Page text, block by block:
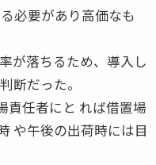
必要があり高価なも
が落ちるため、導入し
断だった。
責任者にと れば借置場
や午後の出荷時には目